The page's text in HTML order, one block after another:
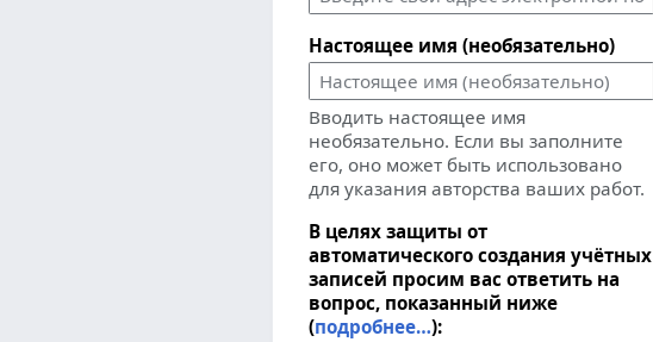
Настоящее имя (необязательно)
Вводить настоящее имя
необязательно. Если вы заполните
его, оно может быть использовано
для указания авторства ваших работ.
В целях защиты от
автоматического создания учётных
записей просим вас ответить на
вопрос, показанный ниже
(подробнее…):